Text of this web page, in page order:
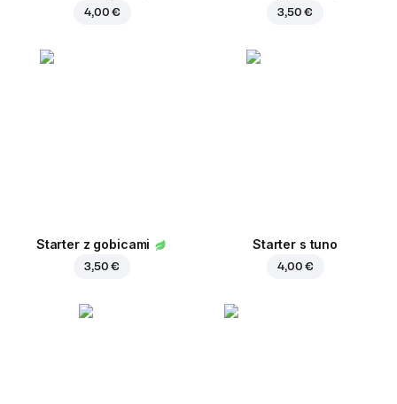
4,00 € 3,50 €
Starter z gobicami
3,50 €
Starter s tuno
4,00 €